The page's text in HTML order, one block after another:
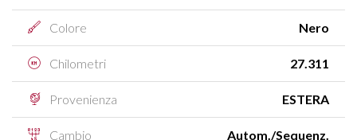
Colore Nero
Chilometri 27.311
Provenienza ESTERA
Cambio Autom./Sequenz.